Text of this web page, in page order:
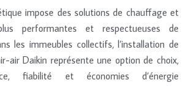
impose des solutions de chauffage et
performantes et respectueuses de
les immeubles collectifs, l’installation de
air Daikin représente une option de choix,
fiabilité et économies d’énergie